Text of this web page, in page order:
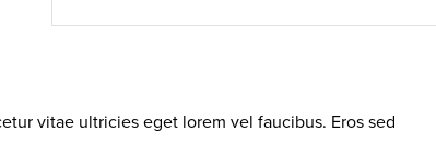
vitae ultricies eget lorem vel faucibus. Eros sed